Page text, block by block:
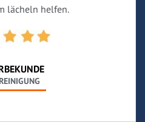
lächeln helfen.